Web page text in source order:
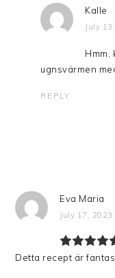
Kalle
July
Hmm,
ugnsvärmen
REPLY
Eva Maria
July 17,
Detta recept är